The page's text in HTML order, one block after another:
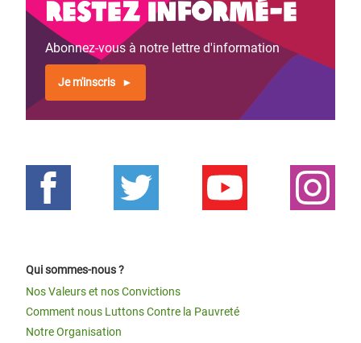
Restez informé-e
Abonnez-vous à notre lettre d'information
Je m'inscris
Qui sommes-nous ?
Nos Valeurs et nos Convictions
Comment nous Luttons Contre la Pauvreté
Notre Organisation